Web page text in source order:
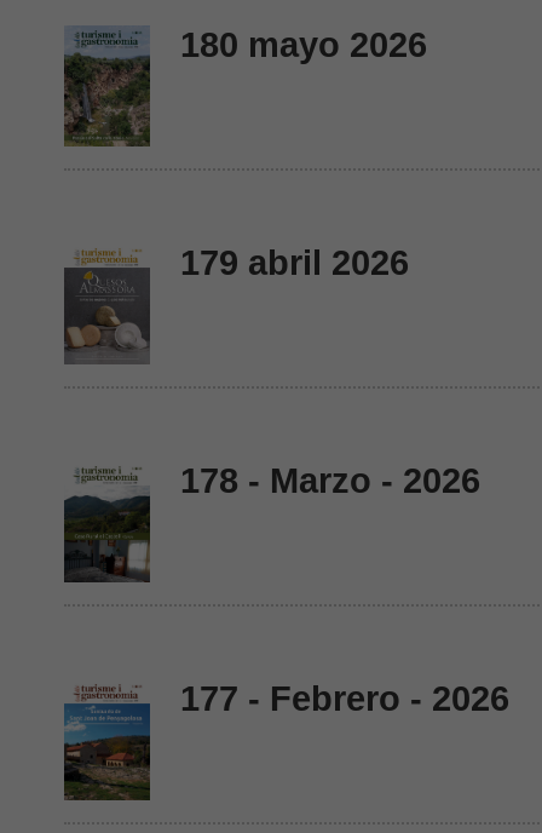
180 mayo 2026
179 abril 2026
178 - Marzo - 2026
177 - Febrero - 2026